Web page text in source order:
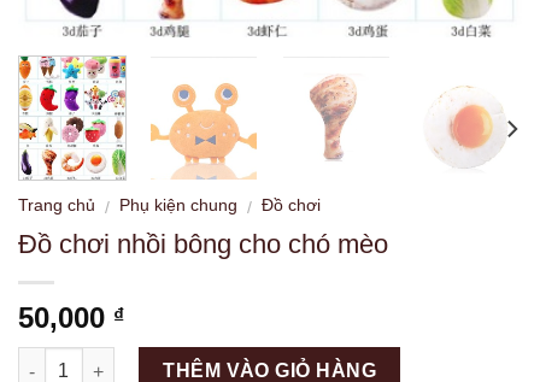
Trang chủ / Phụ kiện chung / Đồ chơi
Đồ chơi nhồi bông cho chó mèo
50,000 ₫
Số lượng
THÊM VÀO GIỎ HÀNG